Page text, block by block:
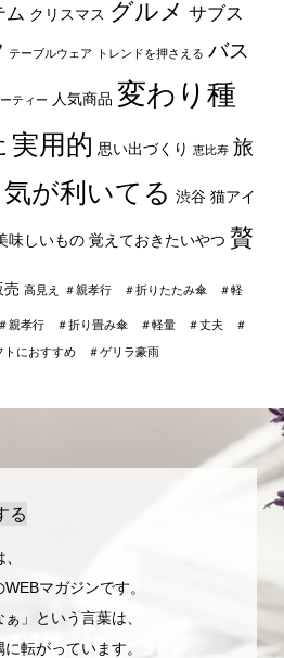
ム クリスマス グルメ サブス
テーブルウェア トレンドを押さえる バス
ティー 人気商品 変わり種
実用的 思い出づくり 恵比寿 旅
気が利いてる 渋谷 猫アイ
味しいもの 覚えておきたいやつ 贅
売 高見え ＃親孝行 ＃折りたたみ傘 ＃軽
＃親孝行 ＃折り畳み傘 ＃軽量 ＃丈夫 ＃
におすすめ ＃ゲリラ豪雨
る
マガジンです。
」という言葉は、
転がっています。